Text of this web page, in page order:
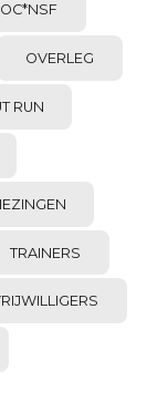
OVERLEG
RUN
TRAINERS